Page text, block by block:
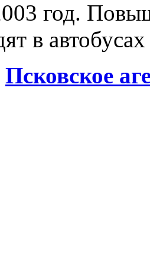
год.
в
Псковское